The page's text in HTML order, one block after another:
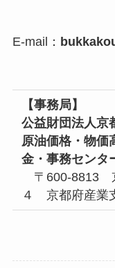
E-mail：
【事務局】
公益財団法人京
原油価格・物価
金・事務センタ
〒600-8813
４ 京都府産業